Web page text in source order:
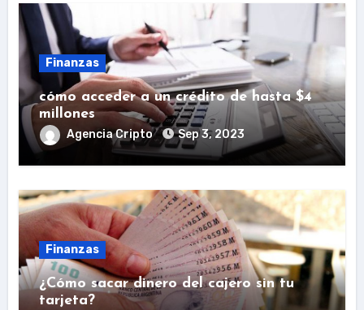
Finanzas
cómo acceder a un crédito de hasta $4
millones
Agencia Cripto Sep 3, 2023
Finanzas
¿Cómo sacar dinero del cajero sin tu
tarjeta?